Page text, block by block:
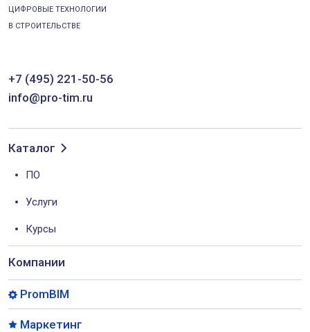
ЦИФРОВЫЕ ТЕХНОЛОГИИ
В СТРОИТЕЛЬСТВЕ
+7 (495) 221-50-56
info@pro-tim.ru
Каталог
ПО
Услуги
Курсы
Компании
PromBIM
Маркетинг